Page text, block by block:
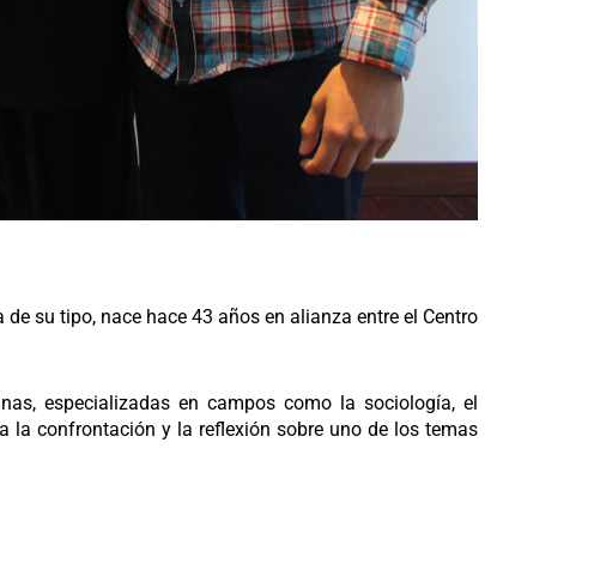
su tipo, nace hace 43 años en alianza entre el Centro
especializadas en campos como la sociología, el
la confrontación y la reflexión sobre uno de los temas